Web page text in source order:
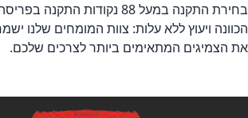
בחירת התקנה במעל 88 נקודות
הכוונה ויעוץ ללא עלות: צוות המומחים שלנו
את הצמיגים המתאימים ביותר לצרכים שלכם.